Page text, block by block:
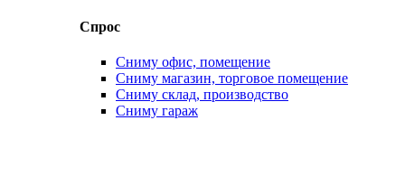
Спрос
Сниму офис, помещение
Сниму магазин, торговое помещение
Сниму склад, производство
Сниму гараж